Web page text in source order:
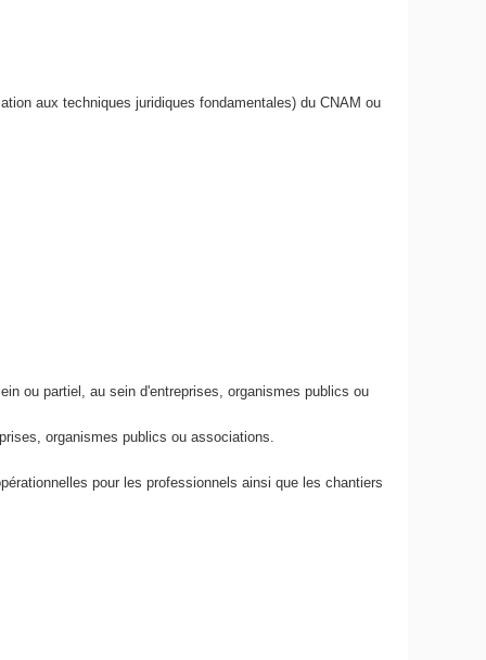
aux techniques juridiques fondamentales) du CNAM ou
ou partiel, au sein d'entreprises, organismes publics ou
organismes publics ou associations.
pour les professionnels ainsi que les chantiers